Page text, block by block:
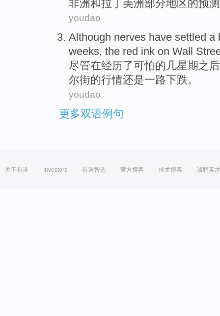
非洲和拉丁美洲部分地区的预测
youdao
Although nerves have settled a
weeks, the red ink on Wall
尽管在经历了可怕的 几星期之
尔街的行情还是一路下跌。
youdao
更多双语例句
关于有道 Investors 有道智选 官方博客 技术博客 诚聘英才